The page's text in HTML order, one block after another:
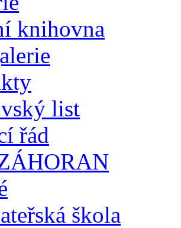
knihovna
list
řád
škola